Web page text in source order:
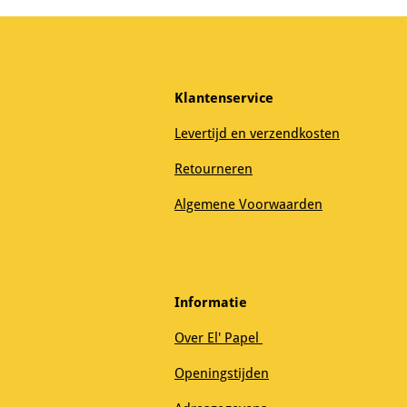
Klantenservice
Levertijd en verzendkosten
Retourneren
Algemene Voorwaarden
Informatie
Over El' Papel
Openingstijden